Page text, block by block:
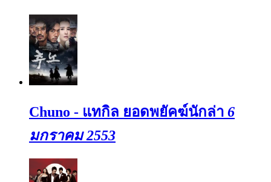
Chuno - แทกิล ยอดพยัคฆ์นักล่า 6
มกราคม 2553